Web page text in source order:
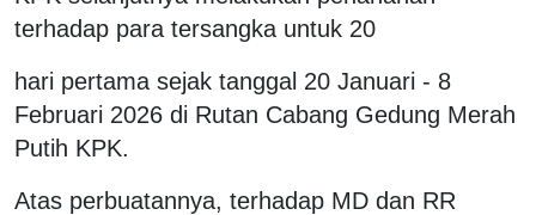
terhadap para tersangka untuk 20
hari pertama sejak tanggal 20 Januari - 8
Februari 2026 di Rutan Cabang Gedung Merah
Putih KPK.
Atas perbuatannya, terhadap MD dan RR